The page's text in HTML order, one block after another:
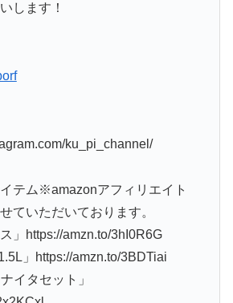
します！
ku_pi_channel/
テム※amazonアフィリエイト
ていただいております。
」https://amzn.to/3hI0R6G
」https://amzn.to/3BDTiai
イタセット」